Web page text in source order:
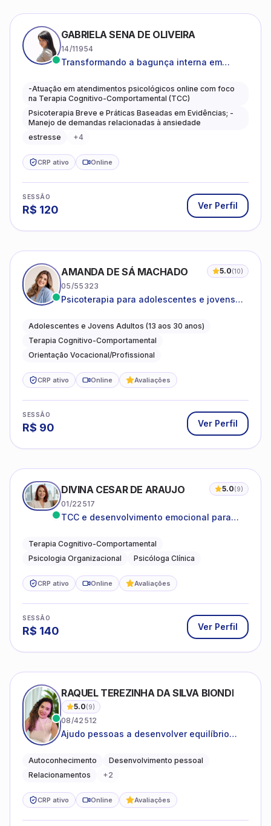
GABRIELA SENA DE OLIVEIRA
14/11954
Transformando a bagunça interna em
caminhos mais gentis para se viver.
-Atuação em atendimentos psicológicos online com foco
na Terapia Cognitivo-Comportamental (TCC)
Psicoterapia Breve e Práticas Baseadas em Evidências; -
Manejo de demandas relacionadas à ansiedade
estresse
+4
CRP ativo Online
SESSÃO
R$ 120 Ver Perfil
AMANDA DE SÁ MACHADO 5.0(10)
05/55323
Psicoterapia para adolescentes e jovens
autoestima, relações e orientação
profissional
Adolescentes e Jovens Adultos (13 aos 30 anos)
Terapia Cognitivo-Comportamental
Orientação Vocacional/Profissional
CRP ativo Online Avaliações
SESSÃO
R$ 90 Ver Perfil
DIVINA CESAR DE ARAUJO 5.0(9)
01/22517
TCC e desenvolvimento emocional para
Terapia Cognitivo-Comportamental
Psicologia Organizacional
Psicóloga Clínica
CRP ativo Online Avaliações
SESSÃO
R$ 140 Ver Perfil
RAQUEL TEREZINHA DA SILVA BIONDI
5.0(9)
08/42512
Ajudo pessoas a desenvolver equilíbrio
Autoconhecimento
Desenvolvimento pessoal
Relacionamentos
+2
CRP ativo Online Avaliações